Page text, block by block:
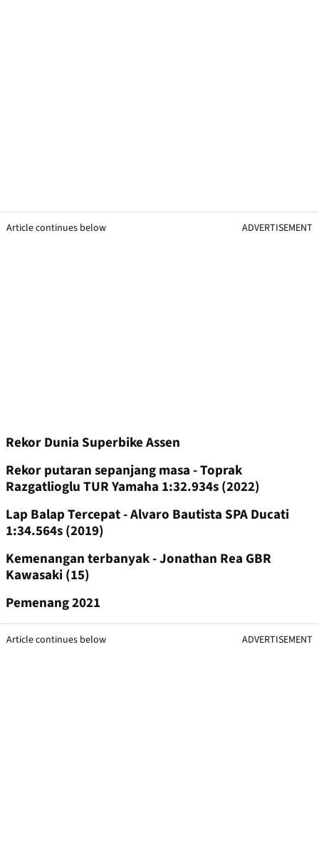
Article continues below ADVERTISEMENT
Rekor Dunia Superbike Assen
Rekor putaran sepanjang masa - Toprak
Razgatlioglu TUR Yamaha 1:32.934s (2022)
Lap Balap Tercepat - Alvaro Bautista SPA Ducati
1:34.564s (2019)
Kemenangan terbanyak - Jonathan Rea GBR
Kawasaki (15)
Pemenang 2021
Article continues below ADVERTISEMENT